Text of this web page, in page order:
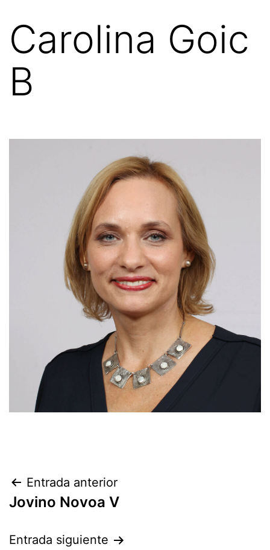
Carolina Goic
B
Entrada anterior
Jovino Novoa V
Entrada siguiente